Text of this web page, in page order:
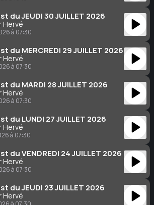
du JEUDI 30 JUILLET 2026
Hervé
à 07:30
du MERCREDI 29 JUILLET 2026
Hervé
à 07:30
du MARDI 28 JUILLET 2026
Hervé
à 07:30
du LUNDI 27 JUILLET 2026
Hervé
à 07:30
du VENDREDI 24 JUILLET 2026
Hervé
à 07:30
du JEUDI 23 JUILLET 2026
Hervé